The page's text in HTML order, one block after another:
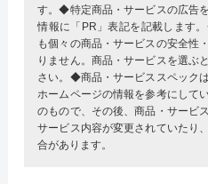
す。◆特定商品・サービスの広告
情報に「PR」表記を記載します
も個々の商品・サービスの安全性
りません。商品・サービスを選ぶ
さい。◆商品・サービススペック
ホームページの情報を参考にして
のもので、その後、商品・サービ
サービス内容が変更されていたり
合があります。